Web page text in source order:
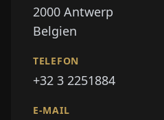
2000 Antwerp
Belgien
TELEFON
+32 3 2251884
E-MAIL